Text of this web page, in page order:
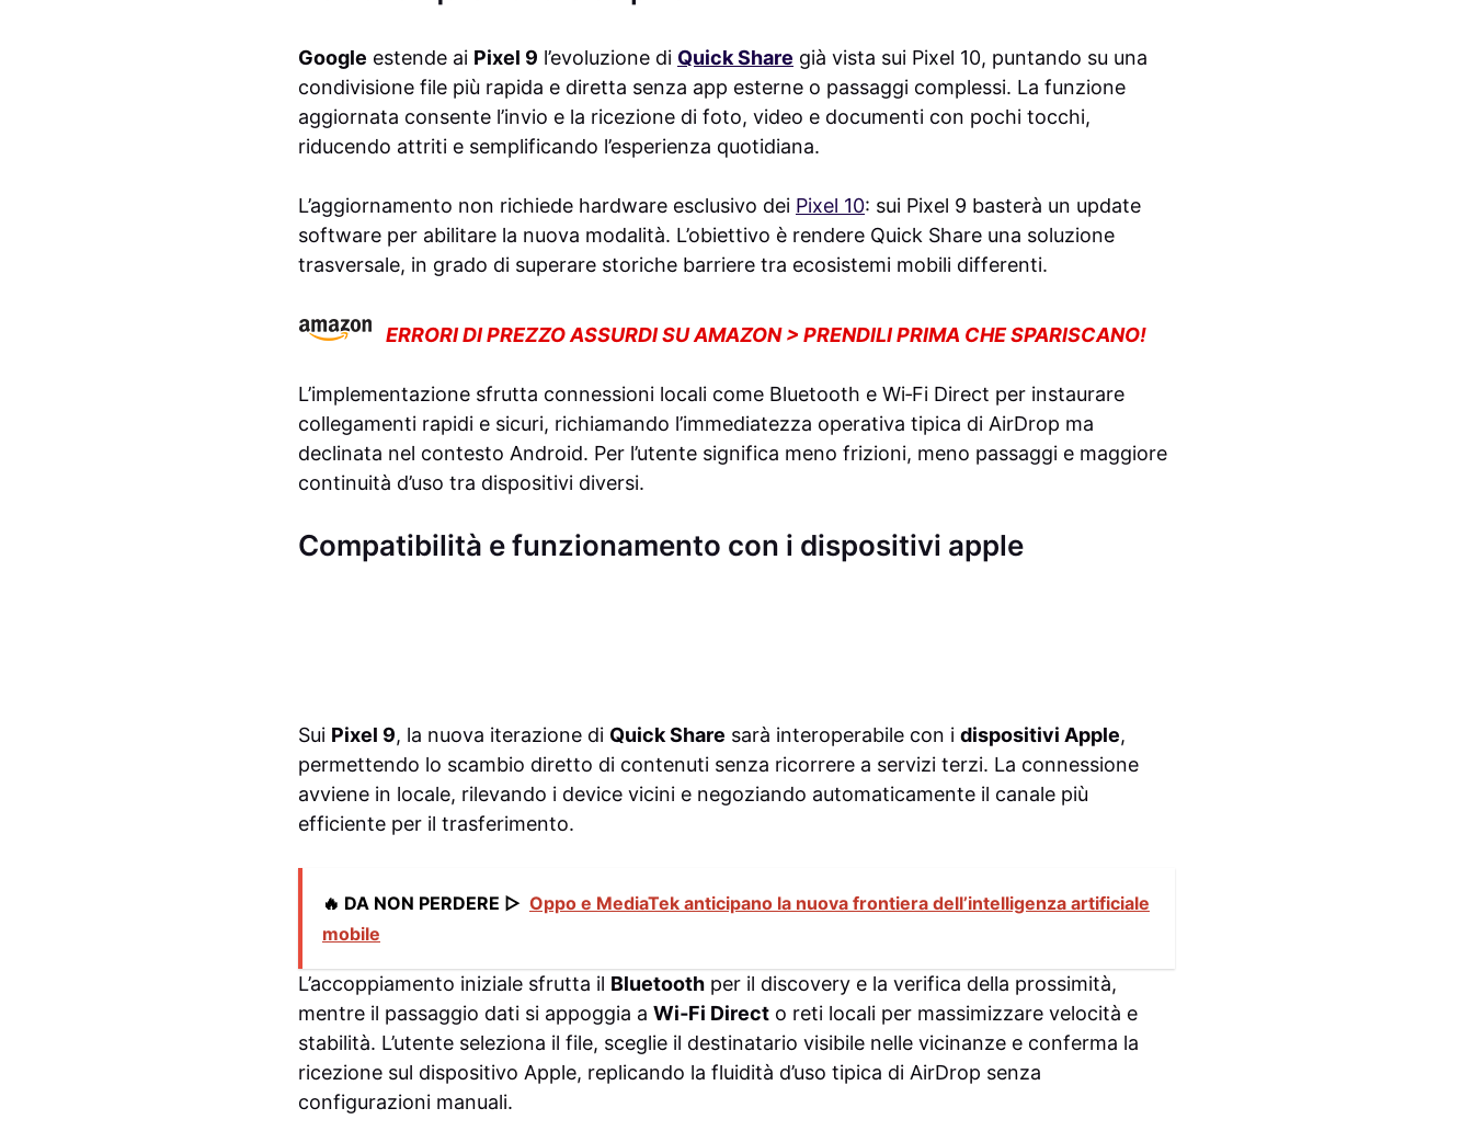
Google estende ai Pixel 9 l’evoluzione di Quick Share già vista sui Pixel 10, puntando su una
condivisione file più rapida e diretta senza app esterne o passaggi complessi. La funzione
aggiornata consente l’invio e la ricezione di foto, video e documenti con pochi tocchi,
riducendo attriti e semplificando l’esperienza quotidiana.
L’aggiornamento non richiede hardware esclusivo dei Pixel 10: sui Pixel 9 basterà un update
software per abilitare la nuova modalità. L’obiettivo è rendere Quick Share una soluzione
trasversale, in grado di superare storiche barriere tra ecosistemi mobili differenti.
ERRORI DI PREZZO ASSURDI SU AMAZON > PRENDILI PRIMA CHE SPARISCANO!
L’implementazione sfrutta connessioni locali come Bluetooth e Wi‑Fi Direct per instaurare
collegamenti rapidi e sicuri, richiamando l’immediatezza operativa tipica di AirDrop ma
declinata nel contesto Android. Per l’utente significa meno frizioni, meno passaggi e maggiore
continuità d’uso tra dispositivi diversi.
Compatibilità e funzionamento con i dispositivi apple
Sui Pixel 9, la nuova iterazione di Quick Share sarà interoperabile con i dispositivi Apple,
permettendo lo scambio diretto di contenuti senza ricorrere a servizi terzi. La connessione
avviene in locale, rilevando i device vicini e negoziando automaticamente il canale più
efficiente per il trasferimento.
🔥 DA NON PERDERE ▷ Oppo e MediaTek anticipano la nuova frontiera dell’intelligenza artificiale
mobile
L’accoppiamento iniziale sfrutta il Bluetooth per il discovery e la verifica della prossimità,
mentre il passaggio dati si appoggia a Wi‑Fi Direct o reti locali per massimizzare velocità e
stabilità. L’utente seleziona il file, sceglie il destinatario visibile nelle vicinanze e conferma la
ricezione sul dispositivo Apple, replicando la fluidità d’uso tipica di AirDrop senza
configurazioni manuali.